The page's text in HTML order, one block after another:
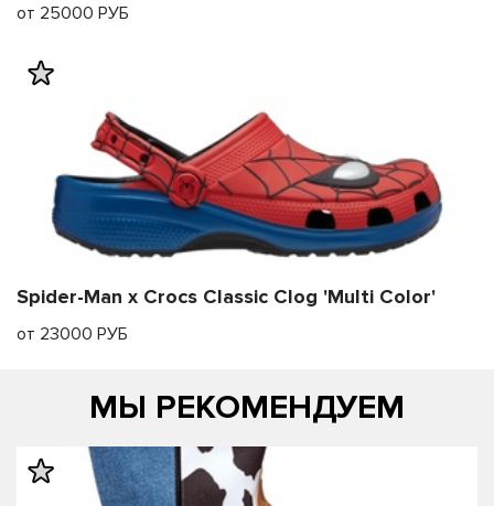
от 25000 РУБ
Spider-Man x Crocs Classic Clog 'Multi Color'
от 23000 РУБ
МЫ РЕКОМЕНДУЕМ